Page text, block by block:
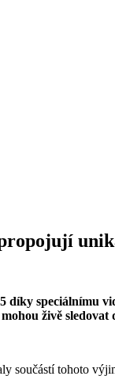
díky speciálnímu
živě
součástí tohoto